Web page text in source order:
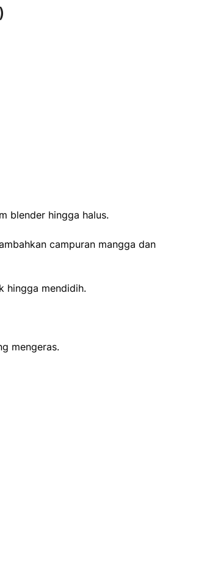
blender hingga halus.
campuran mangga dan
hingga mendidih.
mengeras.